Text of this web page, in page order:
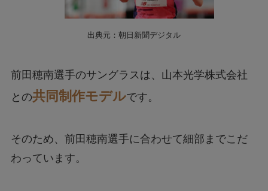
出典元：朝日新聞デジタル
前田穂南選手のサングラスは、山本光学株式会社
との共同制作モデルです。
そのため、前田穂南選手に合わせて細部までこだ
わっています。